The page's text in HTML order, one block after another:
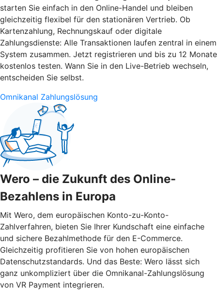
starten Sie einfach in den Online-Handel und bleiben
gleichzeitig flexibel für den stationären Vertrieb. Ob
Kartenzahlung, Rechnungskauf oder digitale
Zahlungsdienste: Alle Transaktionen laufen zentral in einem
System zusammen. Jetzt registrieren und bis zu 12 Monate
kostenlos testen. Wann Sie in den Live-Betrieb wechseln,
entscheiden Sie selbst.
Omnikanal Zahlungslösung
Wero – die Zukunft des Online-
Bezahlens in Europa
Mit Wero, dem europäischen Konto-zu-Konto-
Zahlverfahren, bieten Sie Ihrer Kundschaft eine einfache
und sichere Bezahlmethode für den E-Commerce.
Gleichzeitig profitieren Sie von hohen europäischen
Datenschutzstandards. Und das Beste: Wero lässt sich
ganz unkompliziert über die Omnikanal-Zahlungslösung
von VR Payment integrieren.